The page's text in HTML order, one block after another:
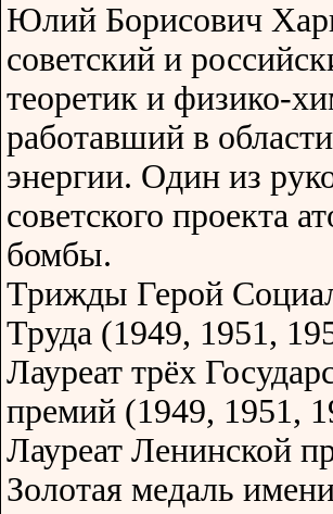
Юлий Борисович
советский и
теоретик и физико-
работавший в
энергии. Один из
советского проекта
бомбы.
Трижды Герой
Труда (1949, 1951,
Лауреат трёх
премий (1949, 1951,
Лауреат Ленинской
Золотая медаль